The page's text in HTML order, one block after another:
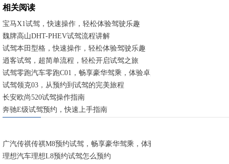
相关阅读
宝马X1试驾，快速操作，轻松体验驾驶乐趣
魏牌高山DHT-PHEV试驾流程讲解
试驾本田型格，快速操作，轻松体验驾驶乐趣
逍客试驾，超简单流程，轻松开启试驾之旅
试驾零跑汽车零跑C01，畅享豪华驾乘，体验卓越性能
试驾领克03，从预约到试驾的完美旅程
长安欧尚520试驾操作指南
奔驰E级试驾预约，快速上手指南
广汽传祺传祺M8预约试驾，畅享豪华驾乘，体验卓越性能
理想汽车理想L8预约试驾怎么预约